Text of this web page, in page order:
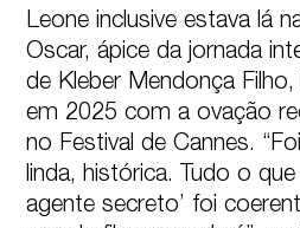
Leone inclusive estava lá
Oscar, ápice da jornada
de Kleber Mendonça Filho,
em 2025 com a ovação
no Festival de Cannes.
linda, histórica. Tudo o
agente secreto’ foi